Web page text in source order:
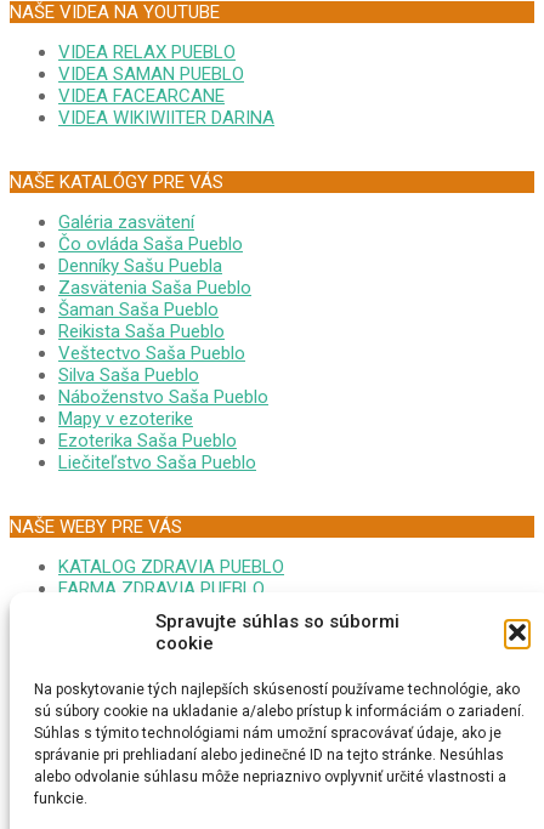
Spravujte súhlas so súbormi
cookie
Na poskytovanie tých najlepších skúseností používame technológie, ako
sú súbory cookie na ukladanie a/alebo prístup k informáciám o zariadení.
Súhlas s týmito technológiami nám umožní spracovávať údaje, ako je
správanie pri prehliadaní alebo jedinečné ID na tejto stránke. Nesúhlas
alebo odvolanie súhlasu môže nepriaznivo ovplyvniť určité vlastnosti a
funkcie.
NAŠE VIDEA NA YOUTUBE
VIDEA RELAX PUEBLO
VIDEA SAMAN PUEBLO
VIDEA FACEARCANE
VIDEA WIKIWIITER DARINA
NAŠE KATALÓGY PRE VÁS
Galéria zasvätení
Čo ovláda Saša Pueblo
Denníky Sašu Puebla
Zasvätenia Saša Pueblo
Šaman Saša Pueblo
Reikista Saša Pueblo
Veštectvo Saša Pueblo
Silva Saša Pueblo
Náboženstvo Saša Pueblo
Mapy v ezoterike
Ezoterika Saša Pueblo
Liečiteľstvo Saša Pueblo
NAŠE WEBY PRE VÁS
KATALOG ZDRAVIA PUEBLO
FARMA ZDRAVIA PUEBLO
FORUM EZOTERIKA DARINA
MONITOR GOOPLEX SASA
FORUM ZDRAVIA DARINA
MEDITÁCIA SAŠA PUEBLO
EZOTERICI NA MAPE
MEDITAČNÁ TURISTIKA
ESOTERIKA MAGNUM CZ
ONLINE RADIO REIKI
VYSTAVA SLNOVRAT